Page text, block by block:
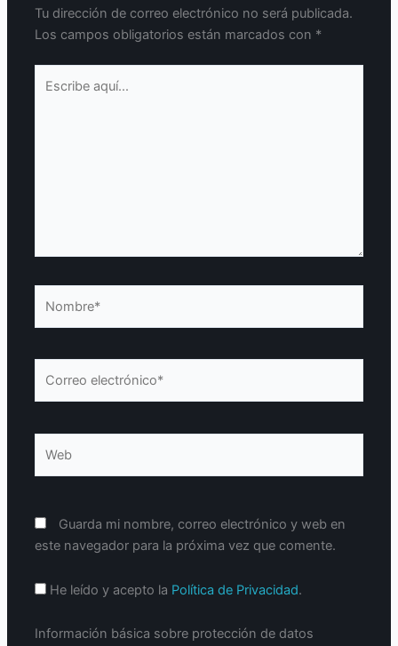
Tu dirección de correo electrónico no será publicada.
Los campos obligatorios están marcados con *
aquí...
Guarda mi nombre, correo electrónico y web en
este navegador para la próxima vez que comente.
He leído y acepto la Política de Privacidad.
Información básica sobre protección de datos